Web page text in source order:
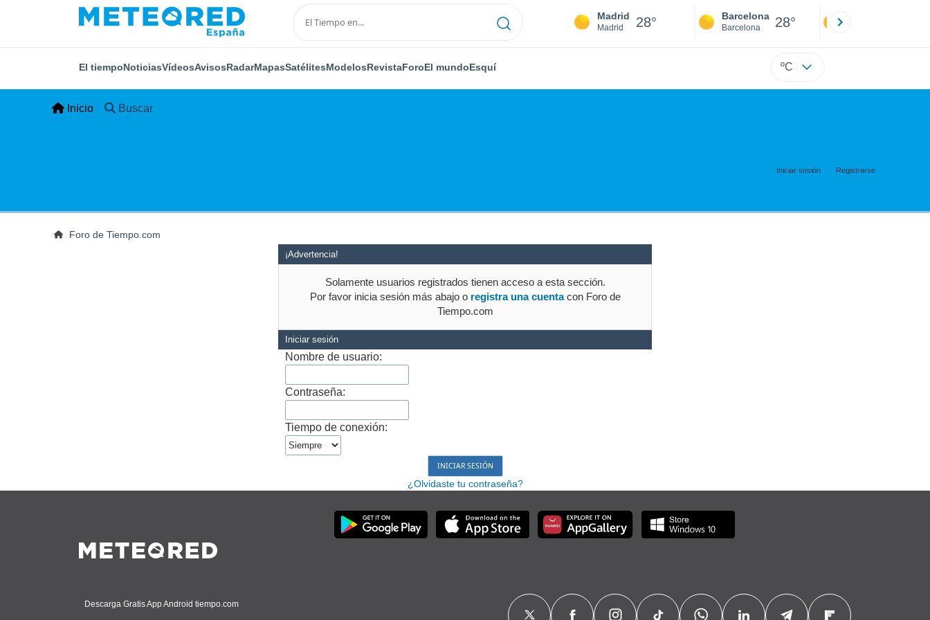
Madrid
Madrid 28° Barcelona
Barcelona 28°
El tiempoNoticiasVídeosAvisosRadarMapasSatélitesModelosRevistaForoEl mundoEsquí ºC
Inicio Buscar
Iniciar sesión Registrarse
Foro de Tiempo.com
¡Advertencia!
Solamente usuarios registrados tienen acceso a esta sección.
Por favor inicia sesión más abajo o registra una cuentacon Foro de
Tiempo.com
Iniciar sesión
Nombre de usuario:
Contraseña:
Tiempo de conexión:
¿Olvidaste tu contraseña?
Descarga Gratis App Android tiempo.com